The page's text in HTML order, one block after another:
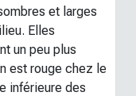
et larges
Elles
un peu plus
est rouge chez le
inférieure des